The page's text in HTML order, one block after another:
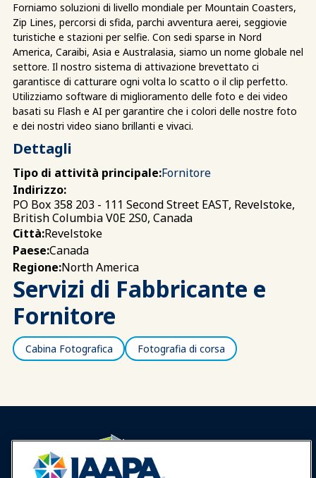
Forniamo soluzioni di livello mondiale per Mountain Coasters,
Zip Lines, percorsi di sfida, parchi avventura aerei, seggiovie
turistiche e stazioni per selfie. Con sedi sparse in Nord
America, Caraibi, Asia e Australasia, siamo un nome globale nel
settore. Il nostro sistema di attivazione brevettato ci
garantisce di catturare ogni volta lo scatto o il clip perfetto.
Utilizziamo software di miglioramento delle foto e dei video
basati su Flash e AI per garantire che i colori delle nostre foto
e dei nostri video siano brillanti e vivaci.
Dettagli
Tipo di attività principale:Fornitore
Indirizzo:
PO Box 358 203 - 111 Second Street EAST, Revelstoke,
British Columbia V0E 2S0, Canada
Città:Revelstoke
Paese:Canada
Regione:North America
Servizi di Fabbricante e
Fornitore
Cabina Fotografica Fotografia di corsa